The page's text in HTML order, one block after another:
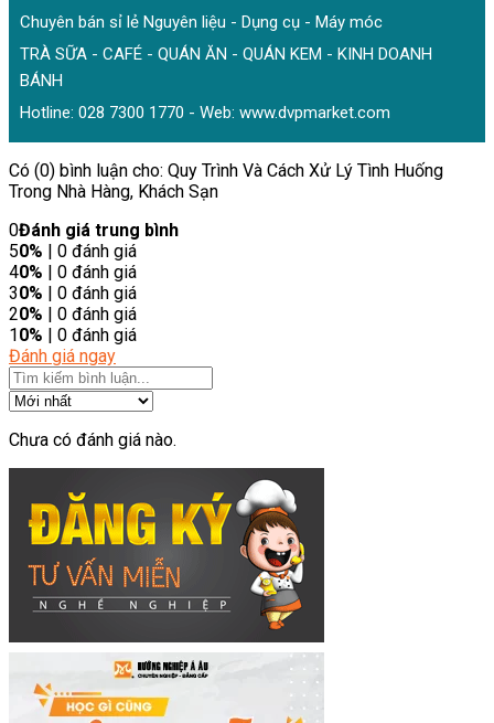
Chuyên bán sỉ lẻ Nguyên liệu - Dụng cụ - Máy móc
TRÀ SỮA - CAFÉ - QUÁN ĂN - QUÁN KEM - KINH DOANH
BÁNH
Hotline: 028 7300 1770 - Web: www.dvpmarket.com
Có (0) bình luận cho: Quy Trình Và Cách Xử Lý Tình Huống
Trong Nhà Hàng, Khách Sạn
0Đánh giá trung bình
50% | 0 đánh giá
40% | 0 đánh giá
30% | 0 đánh giá
20% | 0 đánh giá
1 0% | 0 đánh giá
Đánh giá ngay
Chưa có đánh giá nào.